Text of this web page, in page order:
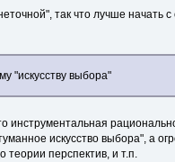
так что лучше начать
"искусству выбора"
инструментальная
искусство выбора", а
перспектив, и т.п.